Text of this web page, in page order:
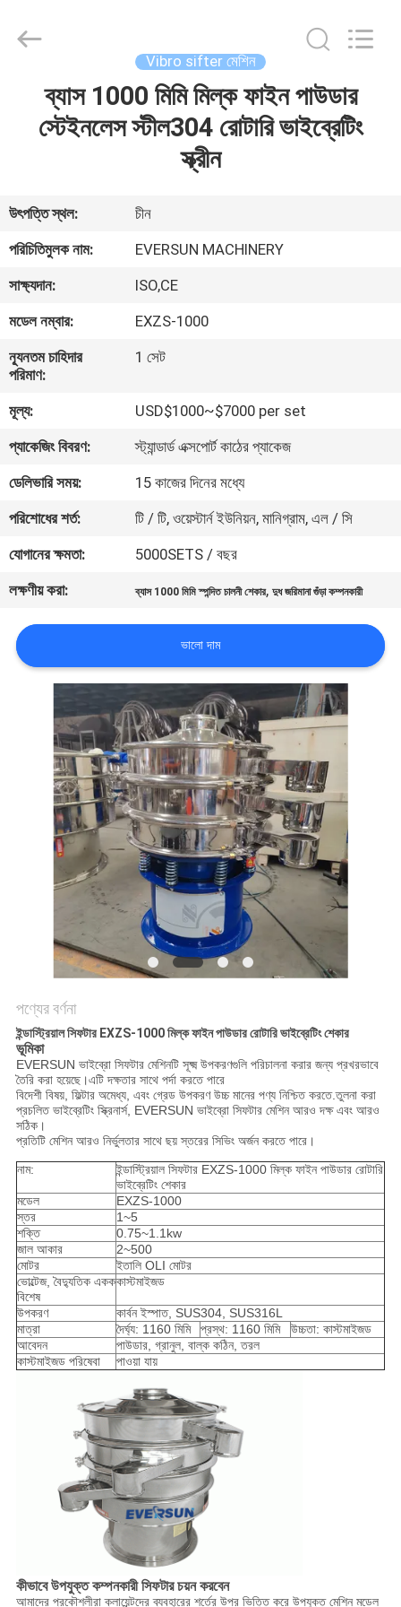
VR
প্রদর্শন
আমাদের
সম্পর্কে
কারখানা
ভ্রমণ
মান
নিয়ন্ত্রণ
যোগাযোগ
করুন
উদ্ধৃতির
আবেদন
সাইটম্যাপ
গোপনীয়তা
Vibro sifter মেশিন
ব্যাস 1000 মিমি মিল্ক ফাইন পাউডার
স্টেইনলেস স্টীল304 রোটারি ভাইব্রেটিং
স্ক্রীন
উৎপত্তি স্থল:
চীন
পরিচিতিমুলক নাম:
EVERSUN MACHINERY
সাক্ষ্যদান:
ISO,CE
মডেল নম্বার:
EXZS-1000
ন্যূনতম চাহিদার
পরিমাণ:
1 সেট
মূল্য:
USD$1000~$7000 per set
প্যাকেজিং বিবরণ:
স্ট্যান্ডার্ড এক্সপোর্ট কাঠের প্যাকেজ
ডেলিভারি সময়:
15 কাজের দিনের মধ্যে
পরিশোধের শর্ত:
টি / টি, ওয়েস্টার্ন ইউনিয়ন, মানিগ্রাম, এল / সি
যোগানের ক্ষমতা:
5000SETS / বছর
লক্ষণীয় করা:
ব্যাস 1000 মিমি স্পন্দিত চালনী শেকার,দুধ জরিমানা গুঁড়া কম্পনকারী
ভালো দাম
পণ্যের বর্ণনা
ইন্ডাস্ট্রিয়াল সিফটার EXZS-1000 মিল্ক ফাইন পাউডার রোটারি ভাইব্রেটিং শেকার
ভূমিকা
EVERSUN ভাইব্রো সিফটার মেশিনটি সূক্ষ্ম উপকরণগুলি পরিচালনা করার জন্য প্রখরভাবে
তৈরি করা হয়েছে।এটি দক্ষতার সাথে পর্দা করতে পারে
বিদেশী বিষয়, ফিল্টার অমেধ্য, এবং গ্রেড উপকরণ উচ্চ মানের পণ্য নিশ্চিত করতে.তুলনা করা
প্রচলিত ভাইব্রেটিং স্ক্রিনার্স, EVERSUN ভাইব্রো সিফটার মেশিন আরও দক্ষ এবং আরও
সঠিক।
প্রতিটি মেশিন আরও নির্ভুলতার সাথে ছয় স্তরের সিভিং অর্জন করতে পারে।
নাম:
ইন্ডাস্ট্রিয়াল সিফটার EXZS-1000 মিল্ক ফাইন পাউডার রোটারি
ভাইব্রেটিং শেকার
মডেল
EXZS-1000
স্তর
1~5
শক্তি
0.75~1.1kw
জাল আকার
2~500
মোটর
ইতালি OLI মোটর
ভোল্টেজ, বৈদ্যুতিক একক
বিশেষ
কাস্টমাইজড
উপকরণ
কার্বন ইস্পাত, SUS304, SUS316L
মাত্রা
দৈর্ঘ্য: 1160 মিমি প্রস্থ: 1160 মিমি
উচ্চতা: কাস্টমাইজড
আবেদন
পাউডার, গ্রানুল, বাল্ক কঠিন, তরল
কাস্টমাইজড পরিষেবা
পাওয়া যায়
কীভাবে উপযুক্ত কম্পনকারী সিফটার চয়ন করবেন
আমাদের প্রকৌশলীরা ক্লায়েন্টদের ব্যবহারের শর্তের উপর ভিত্তি করে উপযুক্ত মেশিন মডেল